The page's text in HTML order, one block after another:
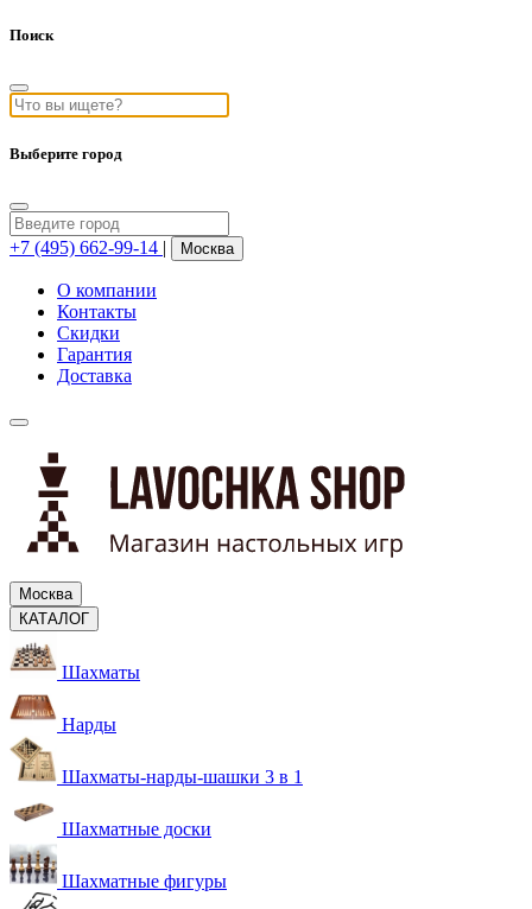
Поиск
Выберите город
+7 (495) 662-99-14 | Москва
О компании
Контакты
Скидки
Гарантия
Доставка
Москва
КАТАЛОГ
Шахматы
Нарды
Шахматы-нарды-шашки 3 в 1
Шахматные доски
Шахматные фигуры